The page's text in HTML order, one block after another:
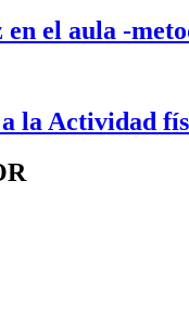
en el aula -
la Actividad